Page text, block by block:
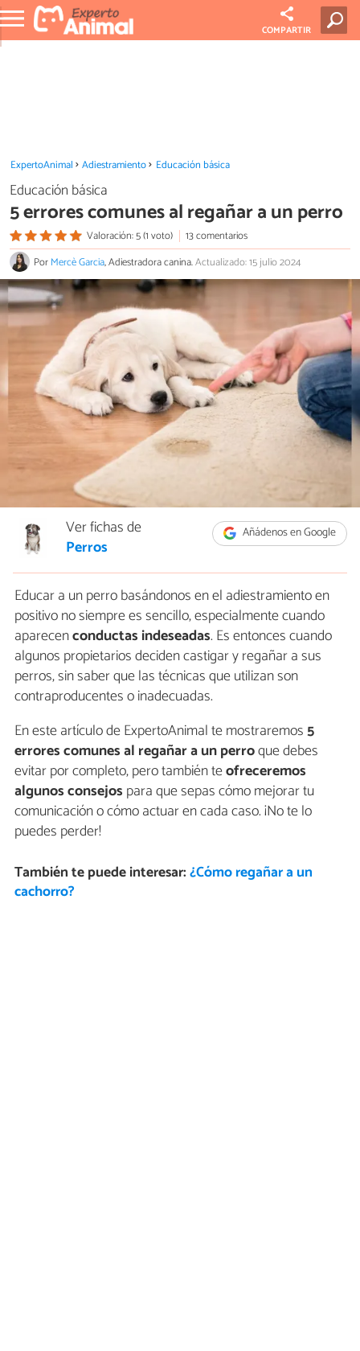
COMPARTIR
ExpertoAnimal Adiestramiento Educación básica
Educación básica
5 errores comunes al regañar a un perro
Valoración: 5 (1 voto)
13 comentarios
PorMercè Garcia, Adiestradora canina.Actualizado: 15 julio 2024
Añádenos en Google
Ver fichas de
Perros
Educar a un perro basándonos en el adiestramiento en
positivo no siempre es sencillo, especialmente cuando
aparecenconductas indeseadas. Es entonces cuando
algunos propietarios deciden castigar y regañar a sus
perros, sin saber que las técnicas que utilizan son
contraproducentes o inadecuadas.
En este artículo de ExpertoAnimal te mostraremos5
errores comunes al regañar a un perroque debes
evitar por completo, pero también teofreceremos
algunos consejos para que sepas cómo mejorar tu
comunicación o cómo actuar en cada caso. ¡No te lo
puedes perder!
También te puede interesar:¿Cómo regañar a un
cachorro?